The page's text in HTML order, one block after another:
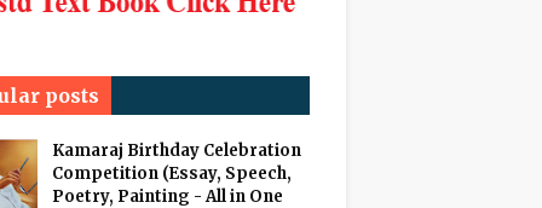
posts
Kamaraj Birthday Celebration
Competition (Essay, Speech,
Poetry, Painting - All in One